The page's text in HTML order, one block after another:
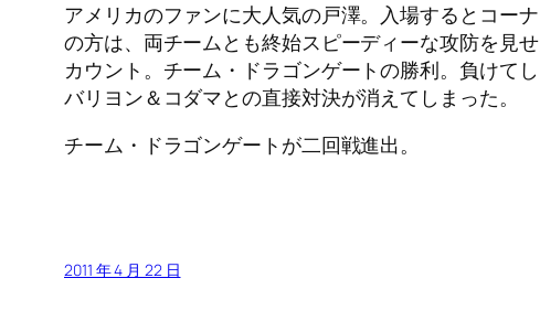
アメリカのファンに大人気の戸澤。入場するとコー
の方は、両チームとも終始スピーディーな攻防を見
カウント。チーム・ドラゴンゲートの勝利。負けて
バリヨン＆コダマとの直接対決が消えてしまった。
チーム・ドラゴンゲートが二回戦進出。
2011 年 4 月 22 日